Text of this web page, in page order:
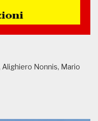
Nonnis, Mario